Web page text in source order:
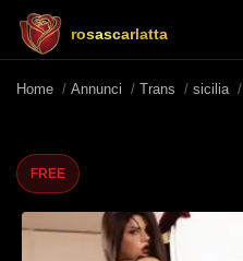
rosascarlatta
Home / Annunci / Trans / sicilia /
FREE